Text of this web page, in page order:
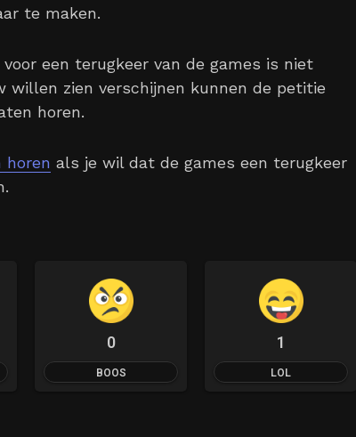
te maken.
een terugkeer van de games is niet
willen zien verschijnen kunnen de petitie
horen.
horen als je wil dat de games een terugkeer
0
BOOS
1
LOL